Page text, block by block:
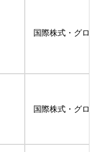
国際株式・グロ
国際株式・グロ